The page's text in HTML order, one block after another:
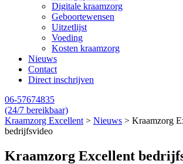
Digitale kraamzorg
Geboortewensen
Uitzetlijst
Voeding
Kosten kraamzorg
Nieuws
Contact
Direct inschrijven
06-57674835
(24/7 bereikbaar)
Kraamzorg Excellent > Nieuws > Kraamzorg
bedrijfsvideo
Kraamzorg Excellent